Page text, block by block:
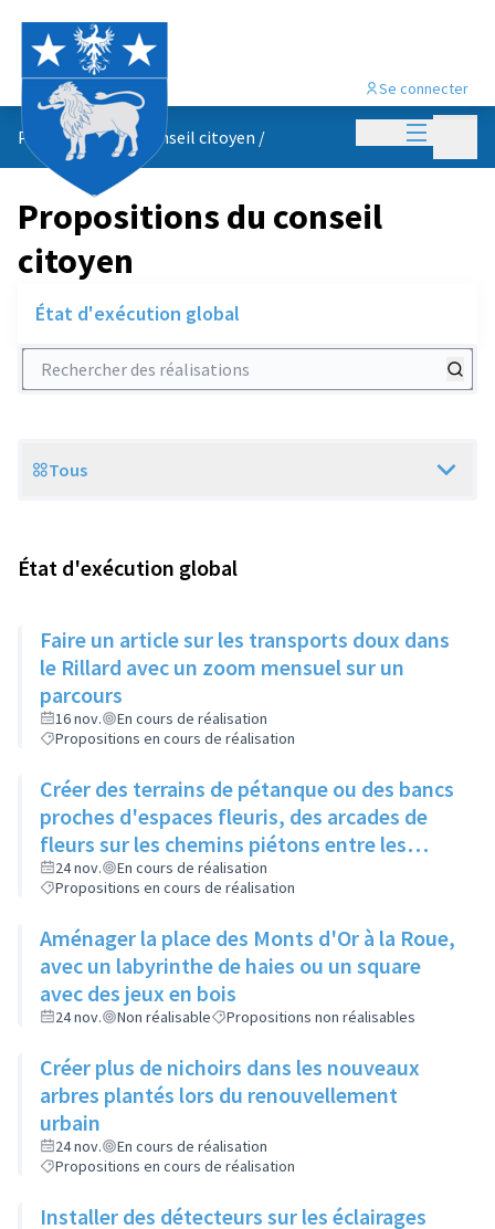
Menu
Se connecter
Propositions du conseil citoyen /
Propositions du conseil
citoyen
État d'exécution global
Rechercher des réalisations
Scope
Tous
État d'exécution global
Faire un article sur les transports doux dans
le Rillard avec un zoom mensuel sur un
parcours
16 nov.
En cours de réalisation
Propositions en cours de réalisation
Créer des terrains de pétanque ou des bancs
proches d'espaces fleuris, des arcades de
fleurs sur les chemins piétons entre les
immeubles
24 nov.
En cours de réalisation
Propositions en cours de réalisation
Aménager la place des Monts d'Or à la Roue,
avec un labyrinthe de haies ou un square
avec des jeux en bois
24 nov. Non réalisable Propositions non réalisables
Créer plus de nichoirs dans les nouveaux
arbres plantés lors du renouvellement
urbain
24 nov.
En cours de réalisation
Propositions en cours de réalisation
Installer des détecteurs sur les éclairages